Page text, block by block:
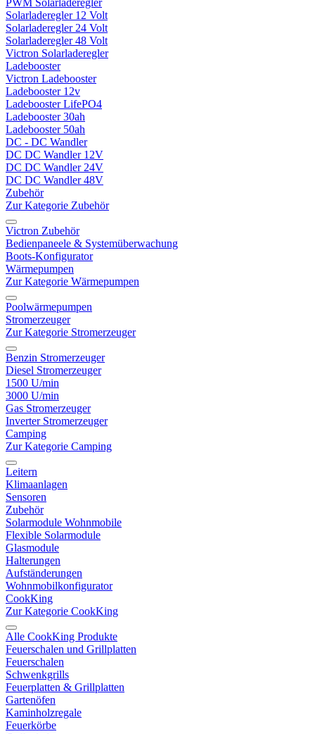
PWM Solarladeregler
Solarladeregler 12 Volt
Solarladeregler 24 Volt
Solarladeregler 48 Volt
Victron Solarladeregler
Ladebooster
Victron Ladebooster
Ladebooster 12v
Ladebooster LifePO4
Ladebooster 30ah
Ladebooster 50ah
DC - DC Wandler
DC DC Wandler 12V
DC DC Wandler 24V
DC DC Wandler 48V
Zubehör
Zur Kategorie Zubehör
Victron Zubehör
Bedienpaneele & Systemüberwachung
Boots-Konfigurator
Wärmepumpen
Zur Kategorie Wärmepumpen
Poolwärmepumpen
Stromerzeuger
Zur Kategorie Stromerzeuger
Benzin Stromerzeuger
Diesel Stromerzeuger
1500 U/min
3000 U/min
Gas Stromerzeuger
Inverter Stromerzeuger
Camping
Zur Kategorie Camping
Leitern
Klimaanlagen
Sensoren
Zubehör
Solarmodule Wohnmobile
Flexible Solarmodule
Glasmodule
Halterungen
Aufständerungen
Wohnmobilkonfigurator
CookKing
Zur Kategorie CookKing
Alle CookKing Produkte
Feuerschalen und Grillplatten
Feuerschalen
Schwenkgrills
Feuerplatten & Grillplatten
Gartenöfen
Kaminholzregale
Feuerkörbe